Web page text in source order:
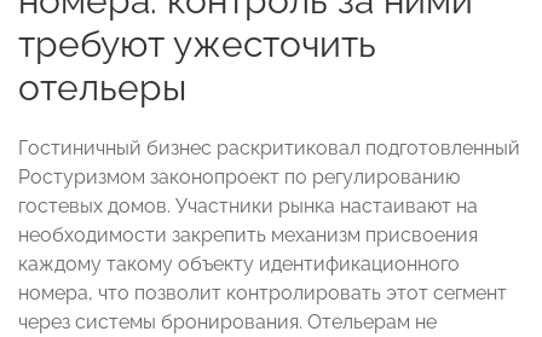
требуют ужесточить
отельеры
Гостиничный бизнес раскритиковал подготовленный
Ростуризмом законопроект по регулированию
гостевых домов. Участники рынка настаивают на
необходимости закрепить механизм присвоения
каждому такому объекту идентификационного
номера, что позволит контролировать этот сегмент
через системы бронирования. Отельерам не